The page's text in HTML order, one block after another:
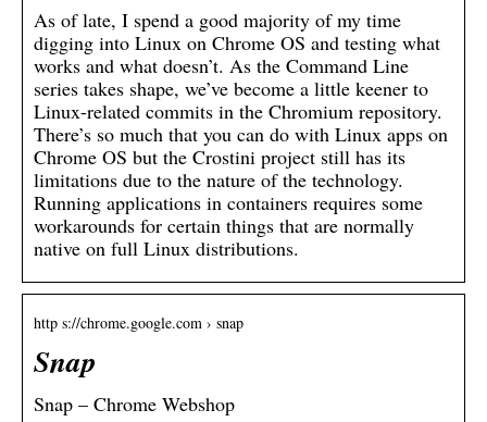
As of late, I spend a good majority of my time
digging into Linux on Chrome OS and testing what
works and what doesn’t. As the Command Line
series takes shape, we’ve become a little keener to
Linux-related commits in the Chromium repository.
There’s so much that you can do with Linux apps on
Chrome OS but the Crostini project still has its
limitations due to the nature of the technology.
Running applications in containers requires some
workarounds for certain things that are normally
native on full Linux distributions.
http s://chrome.google.com › snap
Snap
Snap – Chrome Webshop